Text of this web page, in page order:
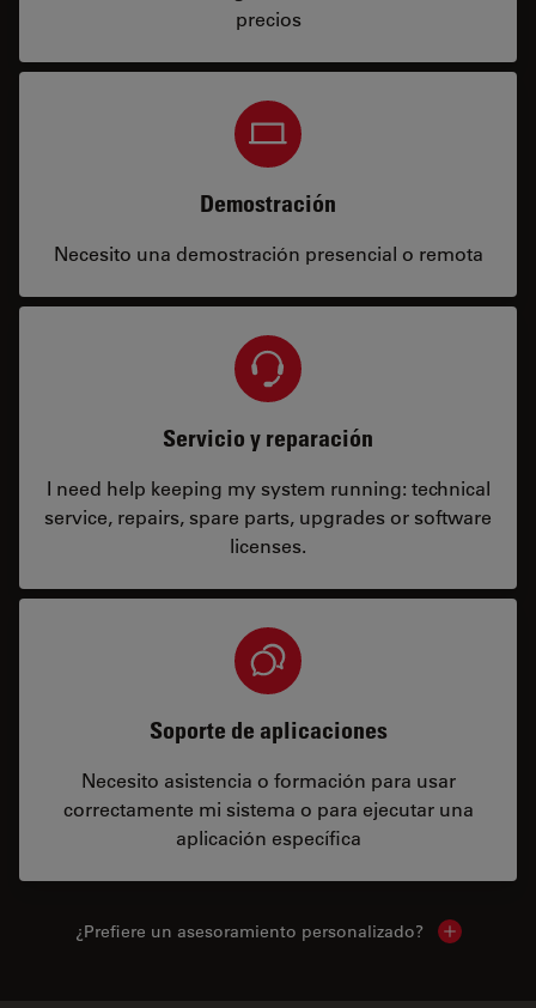
precios
Demostración
Necesito una demostración presencial o remota
Servicio y reparación
I need help keeping my system running: technical
service, repairs, spare parts, upgrades or software
licenses.
Soporte de aplicaciones
Necesito asistencia o formación para usar
correctamente mi sistema o para ejecutar una
aplicación específica
¿Prefiere un asesoramiento personalizado? Show local